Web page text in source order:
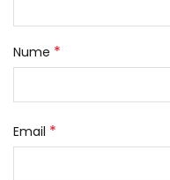
Nume *
Email *